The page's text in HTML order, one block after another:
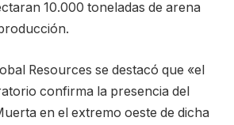
10.000 toneladas de arena
Resources se destacó que «el
confirma la presencia del
en el extremo oeste de dicha